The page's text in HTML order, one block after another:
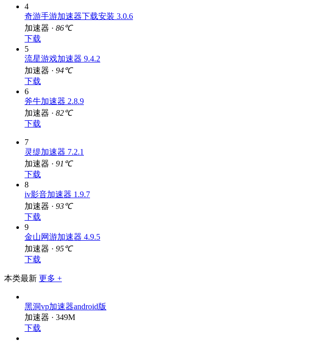
4
奇游手游加速器下载安装 3.0.6
加速器 ·
86℃
下载
5
流星游戏加速器 9.4.2
加速器 ·
94℃
下载
6
斧牛加速器 2.8.9
加速器 ·
82℃
下载
7
灵缇加速器 7.2.1
加速器 ·
91℃
下载
8
iv影音加速器 1.9.7
加速器 ·
93℃
下载
9
金山网游加速器 4.9.5
加速器 ·
95℃
下载
本类最新 更多 +
黑洞vp加速器android版
加速器 · 349M
下载